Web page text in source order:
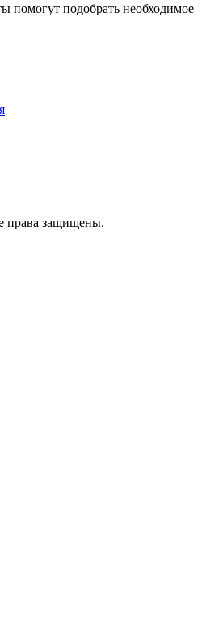
помогут подобрать необходимое
права защищены.